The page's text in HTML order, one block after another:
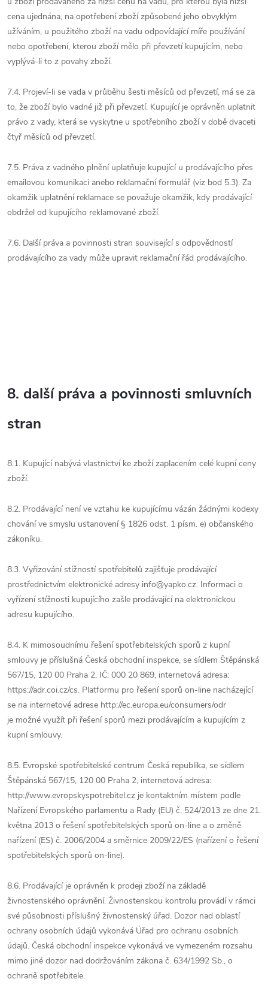
cena ujednána, na opotřebení zboží způsobené jeho obvyklým
užíváním, u použitého zboží na vadu odpovídající míře používání
nebo opotřebení, kterou zboží mělo při převzetí kupujícím, nebo
vyplývá-li to z povahy zboží.
7.4. Projeví-li se vada v průběhu šesti měsíců od převzetí, má se za
to, že zboží bylo vadné již při převzetí. Kupující je oprávněn uplatnit
právo z vady, která se vyskytne u spotřebního zboží v době dvaceti
čtyř měsíců od převzetí.
7.5. Práva z vadného plnění uplatňuje kupující u prodávajícího přes
emailovou komunikaci anebo reklamační formulář (viz bod 5.3). Za
okamžik uplatnění reklamace se považuje okamžik, kdy prodávající
obdržel od kupujícího reklamované zboží.
7.6. Další práva a povinnosti stran související s odpovědností
prodávajícího za vady může upravit reklamační řád prodávajícího.
8. další práva a povinnosti smluvních
stran
8.1. Kupující nabývá vlastnictví ke zboží zaplacením celé kupní ceny
zboží.
8.2. Prodávající není ve vztahu ke kupujícímu vázán žádnými kodexy
chování ve smyslu ustanovení § 1826 odst. 1 písm. e) občanského
zákoníku.
8.3. Vyřizování stížností spotřebitelů zajišťuje prodávající
prostřednictvím elektronické adresy info@yapko.cz. Informaci o
vyřízení stížnosti kupujícího zašle prodávající na elektronickou
adresu kupujícího.
8.4. K mimosoudnímu řešení spotřebitelských sporů z kupní
smlouvy je příslušná Česká obchodní inspekce, se sídlem Štěpánská
567/15, 120 00 Praha 2, IČ: 000 20 869, internetová adresa:
https://adr.coi.cz/cs. Platformu pro řešení sporů on-line nacházející
se na internetové adrese http://ec.europa.eu/consumers/odr
je možné využít při řešení sporů mezi prodávajícím a kupujícím z
kupní smlouvy.
8.5. Evropské spotřebitelské centrum Česká republika, se sídlem
Štěpánská 567/15, 120 00 Praha 2, internetová adresa:
http://www.evropskyspotrebitel.cz je kontaktním místem podle
Nařízení Evropského parlamentu a Rady (EU) č. 524/2013 ze dne 21.
května 2013 o řešení spotřebitelských sporů on-line a o změně
nařízení (ES) č. 2006/2004 a směrnice 2009/22/ES (nařízení o řešení
spotřebitelských sporů on-line).
8.6. Prodávající je oprávněn k prodeji zboží na základě
živnostenského oprávnění. Živnostenskou kontrolu provádí v rámci
své působnosti příslušný živnostenský úřad. Dozor nad oblastí
ochrany osobních údajů vykonává Úřad pro ochranu osobních
údajů. Česká obchodní inspekce vykonává ve vymezeném rozsahu
mimo jiné dozor nad dodržováním zákona č. 634/1992 Sb., o
ochraně spotřebitele.